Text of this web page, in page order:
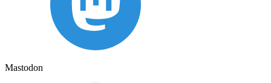
Mastodon